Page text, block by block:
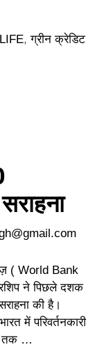
,ग्रीन क्रेडिट
( World Bank
ने पिछले दशक
की है।
में परिवर्तनकारी
तक …